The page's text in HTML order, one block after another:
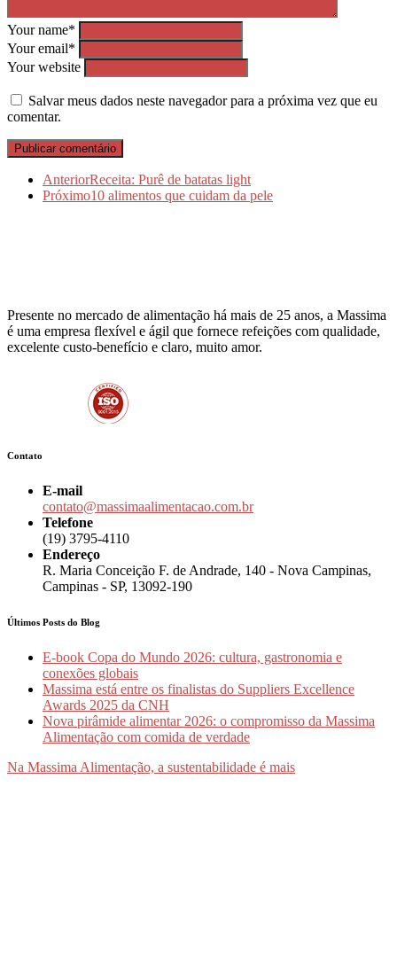
Your name*
Your email*
Your website
Salvar meus dados neste navegador para a próxima vez que eu
comentar.
AnteriorReceita: Purê de batatas light
Próximo10 alimentos que cuidam da pele
Presente no mercado de alimentação há mais de 25 anos, a Massima
é uma empresa flexível e ágil que fornece refeições com qualidade,
excelente custo-benefício e claro, muito amor.
Contato
E-mail
contato@massimaalimentacao.com.br
Telefone
(19) 3795-4110
Endereço
R. Maria Conceição F. de Andrade, 140 - Nova Campinas,
Campinas - SP, 13092-190
Últimos Posts do Blog
E-book Copa do Mundo 2026: cultura, gastronomia e
conexões globais
Massima está entre os finalistas do Suppliers Excellence
Awards 2025 da CNH
Nova pirâmide alimentar 2026: o compromisso da Massima
Alimentação com comida de verdade
Na Massima Alimentação, a sustentabilidade é mais